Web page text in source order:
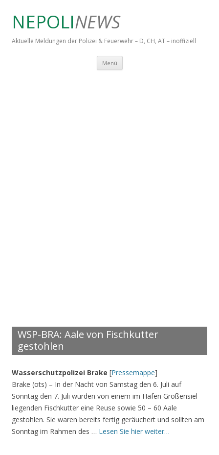
NEPOLINEWS
Aktuelle Meldungen der Polizei & Feuerwehr – D, CH, AT – inoffiziell
Menü Springe zum Inhalt
WSP-BRA: Aale von Fischkutter
gestohlen
Wasserschutzpolizei Brake [Pressemappe]
Brake (ots) – In der Nacht von Samstag den 6. Juli auf
Sonntag den 7. Juli wurden von einem im Hafen Großensiel
liegenden Fischkutter eine Reuse sowie 50 – 60 Aale
gestohlen. Sie waren bereits fertig geräuchert und sollten am
Sonntag im Rahmen des … Lesen Sie hier weiter…